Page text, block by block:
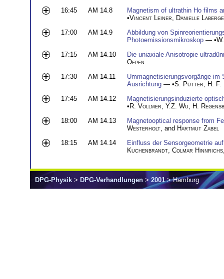
16:45
AM 14.8
Magnetism of ultrathin Ho films
•Vincent Leiner
Danielle
17:00
AM 14.9
Abbildung von
Photoemissionsmikroskop — •
17:15
AM 14.10
Die uniaxiale Anisotropie
Oepen
17:30
AM 14.11
Ummagnetisierungsvorgänge im
Ausrichtung — •S. Pütter
H. F.
17:45
AM 14.12
Magnetisierungsinduzierte
•R. Vollmer Y.Z. Wu
H.
18:00
AM 14.13
Magnetooptical response from
Westerholt , and Hartmut Zabel
18:15
AM 14.14
Einfluss der Sensorgeometrie
Kuchenbrandt Colmar Hinnrichs
DPG-Physik > DPG-Verhandlungen > 2001> Hamburg